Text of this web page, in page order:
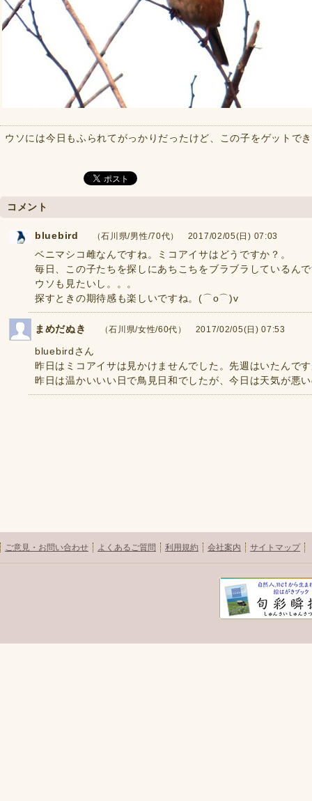
ウソには今日もふられてがっかりだったけど、この子をゲットで
コメント
bluebird （石川県/男性/70代） 2017/02/05(日) 07:03
ベニマシコ雌なんですね。ミコアイサはどうですか？。
毎日、この子たちを探しにあちこちをブラブラしているん
ウソも見たいし。。。
探すときの期待感も楽しいですね。(⌒o⌒)v
まめだぬき （石川県/女性/60代） 2017/02/05(日) 07:53
bluebirdさん
昨日はミコアイサは見かけませんでした。先週はいたんで
昨日は温かいいい日で鳥見日和でしたが、今日は天気が悪
ご意見・お問い合わせ よくあるご質問 利用規約 会社案内 サイトマップ